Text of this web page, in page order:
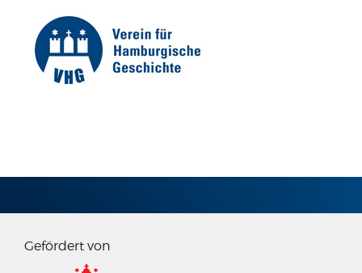
Gefördert von